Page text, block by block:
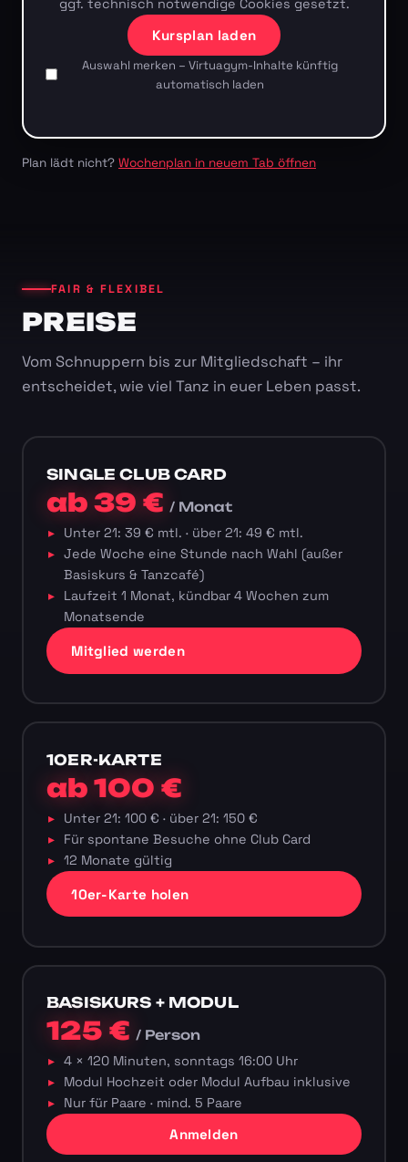
ggf. technisch notwendige Cookies gesetzt.
Kursplan laden
Auswahl merken – Virtuagym-Inhalte künftig
automatisch laden
Plan lädt nicht? Wochenplan in neuem Tab öffnen
FAIR & FLEXIBEL
PREISE
Vom Schnuppern bis zur Mitgliedschaft – ihr
entscheidet, wie viel Tanz in euer Leben passt.
SINGLE CLUB CARD
ab 39 €/ Monat
Unter 21: 39 € mtl. · über 21: 49 € mtl.
Jede Woche eine Stunde nach Wahl (außer
Basiskurs & Tanzcafé)
Laufzeit 1 Monat, kündbar 4 Wochen zum
Monatsende
Mitglied werden
10ER-KARTE
ab 100 €
Unter 21: 100 € · über 21: 150 €
Für spontane Besuche ohne Club Card
12 Monate gültig
10er-Karte holen
BASISKURS + MODUL
125 €/ Person
4 × 120 Minuten, sonntags 16:00 Uhr
Modul Hochzeit oder Modul Aufbau inklusive
Nur für Paare · mind. 5 Paare
Anmelden